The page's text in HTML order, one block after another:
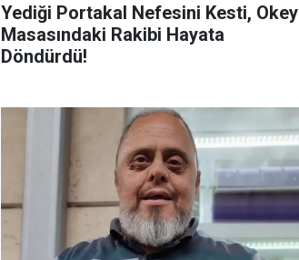
Yediği Portakal Nefesini Kesti, Okey
Masasındaki Rakibi Hayata
Döndürdü!